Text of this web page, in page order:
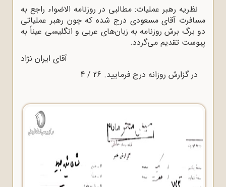
نظریه رهبر عملیات: مطالبی در روزنامه الاضواء راجع به
مسافرت آقای مسعودی درج شده که چون رهبر عملیاتی
دو برگ برش روزنامه به زبان‌های عربی و انگلیسی عیناً به
پیوست تقدیم می‌گردد.
آقای ایران نژاد
در گزارش روزانه درج فرمایید. 26 / 4